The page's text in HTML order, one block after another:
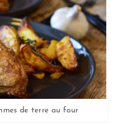
de terre au four